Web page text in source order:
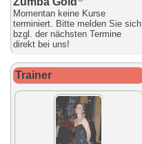
Momentan keine Kurse
terminiert. Bitte melden Sie sich
bzgl. der nächsten Termine
direkt bei uns!
Trainer